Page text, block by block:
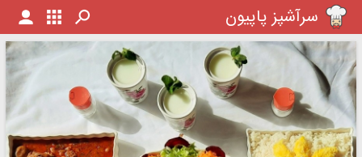
سرآشپز پاپیون